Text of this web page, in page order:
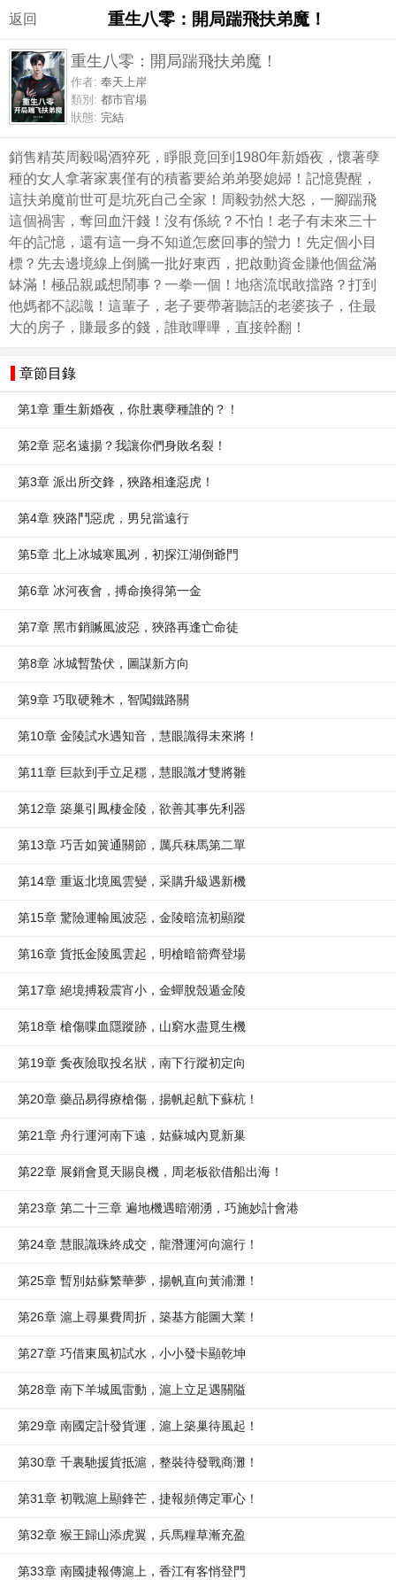
返回 重生八零：開局踹飛扶弟魔！
重生八零：開局踹飛扶弟魔！
作者: 奉天上岸
類別: 都市官場
狀態: 完結
銷售精英周毅喝酒猝死，睜眼竟回到1980年新婚夜，懷著孽
種的女人拿著家裏僅有的積蓄要給弟弟娶媳婦！記憶覺醒，
這扶弟魔前世可是坑死自己全家！周毅勃然大怒，一腳踹飛
這個禍害，奪回血汗錢！沒有係統？不怕！老子有未來三十
年的記憶，還有這一身不知道怎麽回事的蠻力！先定個小目
標？先去邊境線上倒騰一批好東西，把啟動資金賺他個盆滿
缽滿！極品親戚想鬧事？一拳一個！地痞流氓敢擋路？打到
他媽都不認識！這輩子，老子要帶著聽話的老婆孩子，住最
大的房子，賺最多的錢，誰敢嗶嗶，直接幹翻！
章節目錄
第1章 重生新婚夜，你肚裏孽種誰的？！
第2章 惡名遠揚？我讓你們身敗名裂！
第3章 派出所交鋒，狹路相逢惡虎！
第4章 狹路鬥惡虎，男兒當遠行
第5章 北上冰城寒風冽，初探江湖倒爺門
第6章 冰河夜會，搏命換得第一金
第7章 黑市銷贓風波惡，狹路再逢亡命徒
第8章 冰城暫蟄伏，圖謀新方向
第9章 巧取硬雜木，智闖鐵路關
第10章 金陵試水遇知音，慧眼識得未來將！
第11章 巨款到手立足穩，慧眼識才雙將雛
第12章 築巢引鳳棲金陵，欲善其事先利器
第13章 巧舌如簧通關節，厲兵秣馬第二單
第14章 重返北境風雲變，采購升級遇新機
第15章 驚險運輸風波惡，金陵暗流初顯蹤
第16章 貨抵金陵風雲起，明槍暗箭齊登場
第17章 絕境搏殺震宵小，金蟬脫殼遁金陵
第18章 槍傷喋血隱蹤跡，山窮水盡覓生機
第19章 夤夜險取投名狀，南下行蹤初定向
第20章 藥品易得療槍傷，揚帆起航下蘇杭！
第21章 舟行運河南下遠，姑蘇城內覓新巢
第22章 展銷會覓天賜良機，周老板欲借船出海！
第23章 第二十三章 遍地機遇暗潮湧，巧施妙計會港
第24章 慧眼識珠終成交，龍潛運河向滬行！
第25章 暫別姑蘇繁華夢，揚帆直向黃浦灘！
第26章 滬上尋巢費周折，築基方能圖大業！
第27章 巧借東風初試水，小小發卡顯乾坤
第28章 南下羊城風雷動，滬上立足遇關隘
第29章 南國定計發貨運，滬上築巢待風起！
第30章 千裏馳援貨抵滬，整裝待發戰商灘！
第31章 初戰滬上顯鋒芒，捷報頻傳定軍心！
第32章 猴王歸山添虎翼，兵馬糧草漸充盈
第33章 南國捷報傳滬上，香江有客悄登門